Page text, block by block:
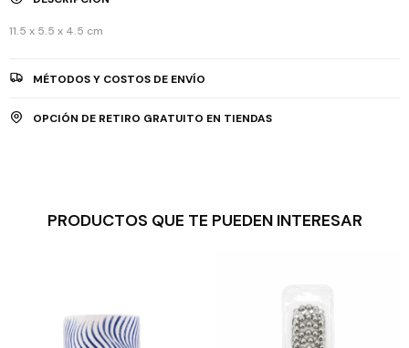
11.5 x 5.5 x 4.5 cm
MÉTODOS Y COSTOS DE ENVÍO
OPCIÓN DE RETIRO GRATUITO EN TIENDAS
PRODUCTOS QUE TE PUEDEN INTERESAR